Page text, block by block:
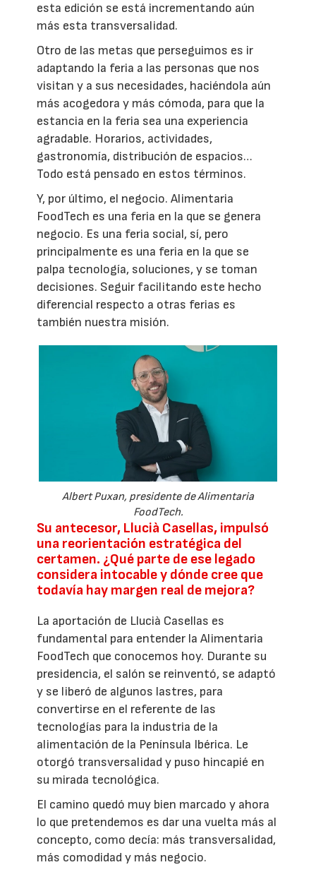
esta edición se está incrementando aún
más esta transversalidad.
Otro de las metas que perseguimos es ir
adaptando la feria a las personas que nos
visitan y a sus necesidades, haciéndola aún
más acogedora y más cómoda, para que la
estancia en la feria sea una experiencia
agradable. Horarios, actividades,
gastronomía, distribución de espacios…
Todo está pensado en estos términos.
Y, por último, el negocio. Alimentaria
FoodTech es una feria en la que se genera
negocio. Es una feria social, sí, pero
principalmente es una feria en la que se
palpa tecnología, soluciones, y se toman
decisiones. Seguir facilitando este hecho
diferencial respecto a otras ferias es
también nuestra misión.
Albert Puxan, presidente de Alimentaria
FoodTech.
Su antecesor, Llucià Casellas, impulsó
una reorientación estratégica del
certamen. ¿Qué parte de ese legado
considera intocable y dónde cree que
todavía hay margen real de mejora?
La aportación de Llucià Casellas es
fundamental para entender la Alimentaria
FoodTech que conocemos hoy. Durante su
presidencia, el salón se reinventó, se adaptó
y se liberó de algunos lastres, para
convertirse en el referente de las
tecnologías para la industria de la
alimentación de la Península Ibérica. Le
otorgó transversalidad y puso hincapié en
su mirada tecnológica.
El camino quedó muy bien marcado y ahora
lo que pretendemos es dar una vuelta más al
concepto, como decía: más transversalidad,
más comodidad y más negocio.